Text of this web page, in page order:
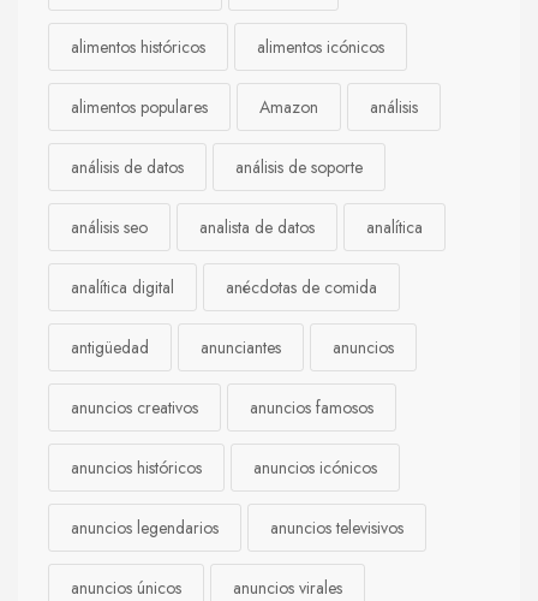
alimentos históricos alimentos icónicos
alimentos populares Amazon análisis
análisis de datos análisis de soporte
análisis seo analista de datos analítica
analítica digital anécdotas de comida
antigüedad anunciantes anuncios
anuncios creativos anuncios famosos
anuncios históricos anuncios icónicos
anuncios legendarios anuncios televisivos
anuncios únicos anuncios virales